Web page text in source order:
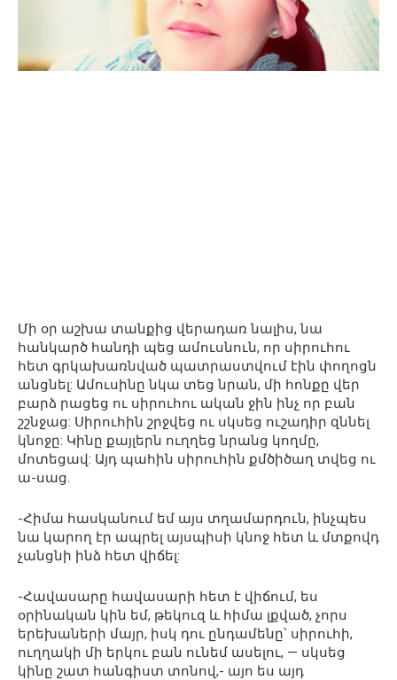
Մի օր աշխա տանքից վերադառ նալիս, նա
հանկարծ հանդի պեց ամուսնուն, որ սիրուհու
հետ գրկախառնված պատրաստվում էին փողոցն
անցնել: Ամուսինը նկա տեց նրան, մի հոնքը վեր
բարձ րացեց ու սիրուհու ական ջին ինչ որ բան
շշնջաց: Սիրուհին շրջվեց ու սկսեց ուշադիր զննել
կնոջը: Կինը քայլերն ուղղեց նրանց կողմը,
մոտեցավ: Այդ պահին սիրուհին քմծիծաղ տվեց ու
ա-սաց.
-Հիմա հասկանում եմ այս տղամարդուն, ինչպես
նա կարող էր ապրել այսպիսի կնոջ հետ և մտքովդ
չանցնի ինձ հետ վիճել:
-Հավասարը հավասարի հետ է վիճում, ես
օրինական կին եմ, թեկուզ և հիմա լքված, չորս
երեխաների մայր, իսկ դու ընդամենը՝ սիրուհի,
ուղղակի մի երկու բան ունեմ ասելու, — սկսեց
կինը շատ հանգիստ տոնով,- այո ես այդ